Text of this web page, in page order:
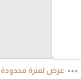
more_horiz عرض لفترة محدودة